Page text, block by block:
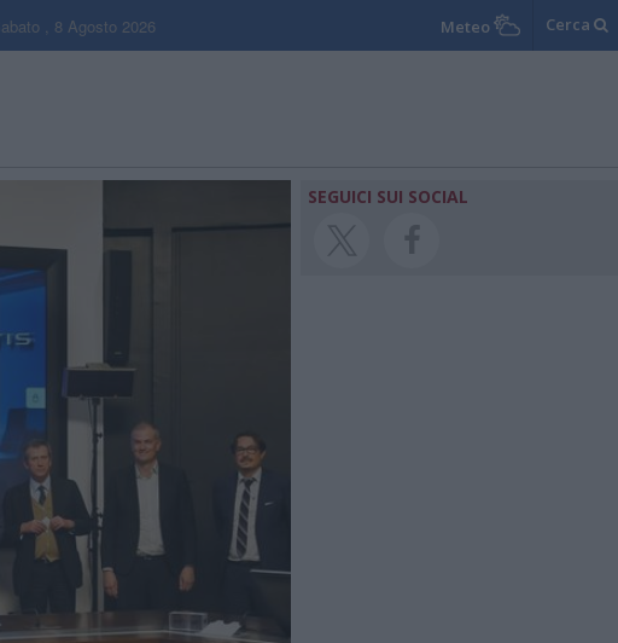
, 8 Agosto 2026 Meteo Cerca
SEGUICI SUI SOCIAL